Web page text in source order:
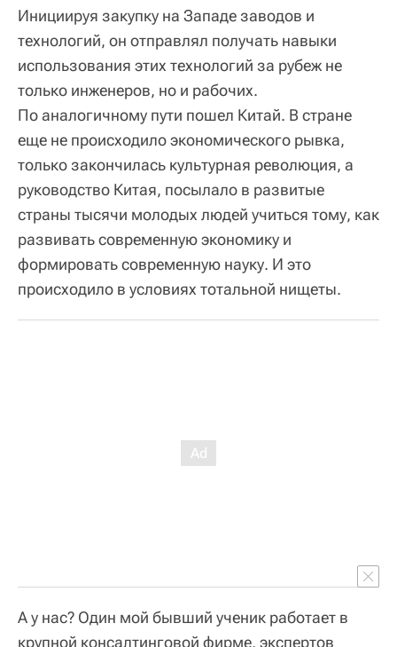
Инициируя закупку на Западе заводов и
технологий, он отправлял получать навыки
использования этих технологий за рубеж не
только инженеров, но и рабочих.
По аналогичному пути пошел Китай. В стране
еще не происходило экономического рывка,
только закончилась культурная революция, а
руководство Китая, посылало в развитые
страны тысячи молодых людей учиться тому, как
развивать современную экономику и
формировать современную науку. И это
происходило в условиях тотальной нищеты.
А у нас? Один мой бывший ученик работает в
крупной консалтинговой фирме, экспертов